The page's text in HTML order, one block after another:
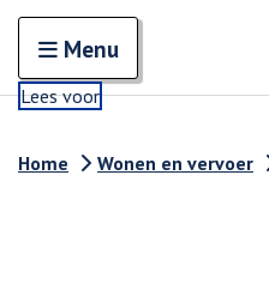
Open en sluit het
Menu
Lees voor
Home Wonen en vervoer